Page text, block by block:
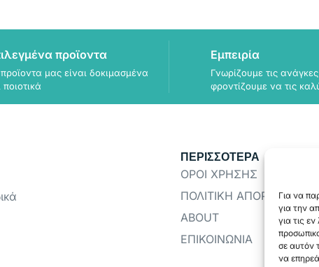
Για να
για την
για τις
σε αυτόν
να
προϊοντα
μας είναι δοκιμασμένα
ποιοτικά
Εμπειρία
Γνωρίζουμε τις
φροντίζουμε να τις
ΠΕΡΙΣΣΟΤΕΡΑ
ΟΡΟΙ ΧΡΗΣΗΣ
ΠΟΛΙΤΙΚΗ ΑΠΟΡΡΗΤΟΥ
ABOUT
ΕΠΙΚΟΙΝΩΝΙΑ